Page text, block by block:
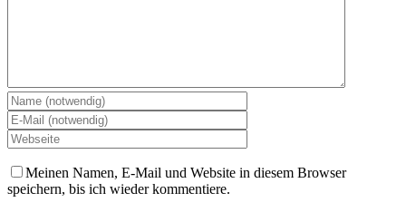
Meinen Namen, E-Mail und Website in diesem Browser
speichern, bis ich wieder kommentiere.